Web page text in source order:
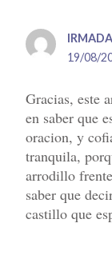
19/08/
Gracias, este
en saber que
oracion, y
tranquila,
arrodillo
saber que
castillo que